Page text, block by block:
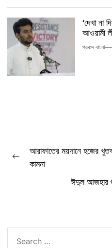
‘দেখা না
আওয়ামী
প্রবাস বাংলা
Post
navigation
Previous
আরাফাতের ময়দানে হজের
কামনা
ঈদুল আজহার
for: